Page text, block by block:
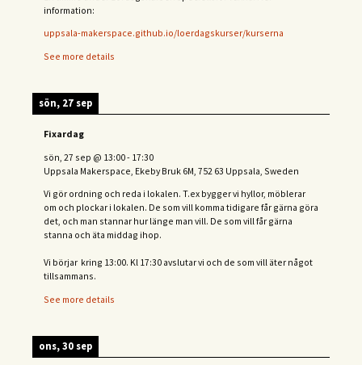
information:
uppsala-makerspace.github.io/loerdagskurser/kurserna
See more details
sön, 27 sep
Fixardag
sön, 27 sep @ 13:00- 17:30
Uppsala Makerspace, Ekeby Bruk 6M, 752 63 Uppsala, Sweden
Vi gör ordning och reda i lokalen. T.ex bygger vi hyllor, möblerar
om och plockar i lokalen. De som vill komma tidigare får gärna göra
det, och man stannar hur länge man vill. De som vill får gärna
stanna och äta middag ihop.
Vi börjar kring 13:00. Kl 17:30 avslutar vi och de som vill äter något
tillsammans.
See more details
ons, 30 sep